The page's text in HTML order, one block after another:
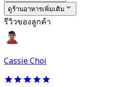
ดูร้านอาหารเพิ่มเติม
รีวิวของลูกค้า
Cassie Choi